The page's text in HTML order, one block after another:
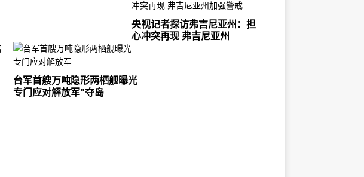
央视记者探访弗吉尼亚州：担
心冲突再现 弗吉尼亚州
台军首艘万吨隐形两栖舰曝光
专门应对解放军"夺岛